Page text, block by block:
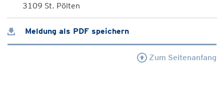
3109 St. Pölten
Meldung als PDF speichern
Zum Seitenanfang